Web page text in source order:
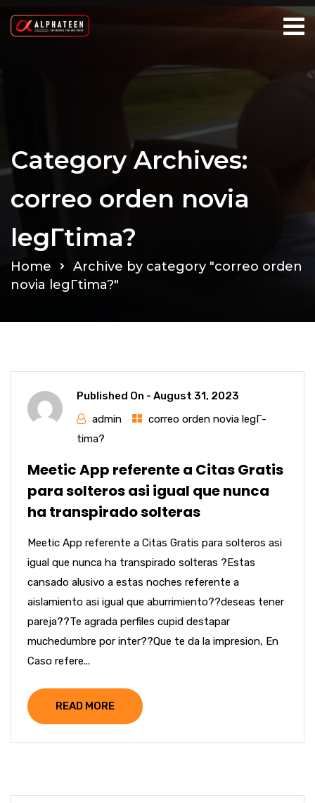
Category Archives:
correo orden novia
legГ­tima?
Home
Archive by category "correo orden
novia legГ­tima?"
Published On - August 31, 2023
admin
correo orden novia legГ­
tima?
Meetic App referente a Citas Gratis
para solteros asi igual que nunca
ha transpirado solteras
Meetic App referente a Citas Gratis para solteros asi
igual que nunca ha transpirado solteras ?Estas
cansado alusivo a estas noches referente a
aislamiento asi igual que aburrimiento??deseas tener
pareja??Te agrada perfiles cupid destapar
muchedumbre por inter??Que te da la impresion, En
Caso refere...
READ MORE